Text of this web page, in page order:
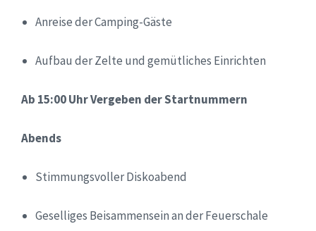
Anreise der Camping-Gäste
Aufbau der Zelte und gemütliches Einrichten
Ab 15:00 Uhr Vergeben der Startnummern
Abends
Stimmungsvoller Diskoabend
Geselliges Beisammensein an der Feuerschale